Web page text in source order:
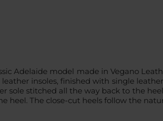
Adelaide model made in Vegano
insoles, finished with single
sole stitched all the way back to the
heel. The close-cut heels follow the